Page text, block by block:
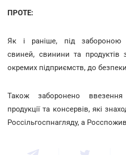
ПРОТЕ:
Як і раніше, під забороною
свиней, свинини та продуктів
окремих підприємств, до безпеки
Також заборонено ввезення
продукції та консервів, які
Россільгоспнагляду, а